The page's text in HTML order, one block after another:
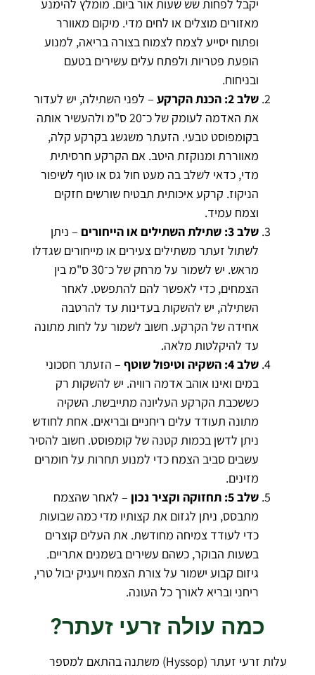
יקבל לפחות שש שעות אור ביום. מומלץ להימנע
מאזורים מוצלים או לחים מדי. מיקום מאוורר
ופתוח יסייע לצמח לצמוח בצורה בריאה, למנוע
הופעת פטריות ולפתח עלים עשירים בטעם
ובניחוח.
שלב 2: הכנת הקרקע
– לפני השתילה, יש לעדור
את האדמה לעומק של כ־20 ס"מ ולהעשיר אותה
בקומפוסט טבעי. הזעתר משגשג בקרקע קלה,
מאווררת ומנוקזת היטב. אם הקרקע חרסיתית
מדי, כדאי לשלב בה מעט חול גס או טוף לשיפור
הניקוז. קרקע איכותית תבטיח שורשים חזקים
וצמח עמיד.
שלב 3: שתילת השתילים או הייחורים
– ניתן
לשתול זעתר משתילים צעירים או מייחורים שגדלו
מראש. יש לשמור על מרחק של כ־30 ס"מ בין
הצמחים, כדי לאפשר להם להתפשט. לאחר
השתילה, יש להשקות בעדינות עד להרטבה
אחידה של הקרקע. חשוב לשמור על לחות מתונה
עד להיקלטות מלאה.
שלב 4: השקיה וטיפול שוטף
– הזעתר חסכוני
במים ואינו אוהב אדמה רוויה. יש להשקות רק
כששכבת הקרקע העליונה מתייבשת. השקיה
מתונה תעודד עלים ריחניים ובריאים. אחת לחודש
ניתן לדשן בכמות קטנה של קומפוסט. חשוב להסיר
עשבים סביב הצמח כדי למנוע תחרות על חומרים
מזינים.
שלב 5: תחזוקה וקציר נכון
– לאחר שהצמח
מתבסס, ניתן לגזום את קצותיו מדי כמה שבועות
כדי לעודד צמיחה מחודשת. את העלים קוצרים
בשעות הבוקר, כשהם עשירים בשמנים אתריים.
גיזום קבוע ישמור על צורת הצמח ויעניק יבול טרי,
ריחני ובריא לאורך כל העונה.
כמה עולה זרעי זעתר?
עלות זרעי זעתר (Hyssop) משתנה בהתאם למספר